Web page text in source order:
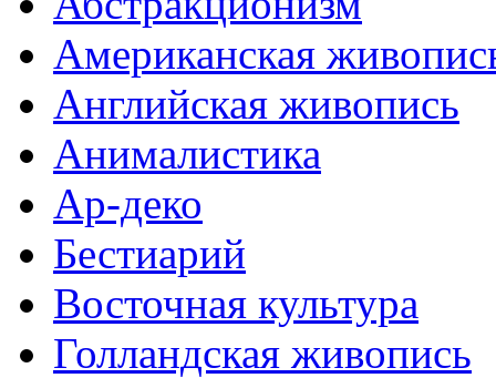
Американская
Английская живопись
Анималистика
Ар-деко
Бестиарий
Восточная культура
Голландская живопись